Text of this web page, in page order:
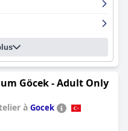
et les clients se sentent
de sport et la piscine sont
qui contribue au confort et à
problèmes mineurs
et l'expérience
recommandés.
Göcek - Adult Only
à Gocek